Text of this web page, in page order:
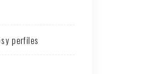
y perfiles